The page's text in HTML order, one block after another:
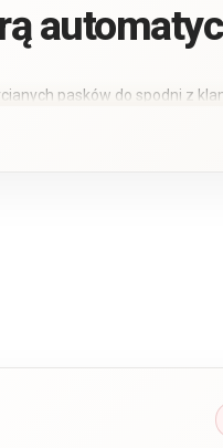
pasków do spodni z
są idealnym dodatkiem do
Nasze paski są wykonane z
jakością i stylem pasków